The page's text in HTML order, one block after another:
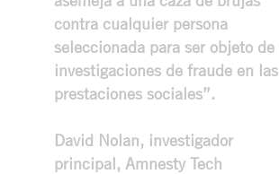
contra cualquier persona
seleccionada para ser objeto de
investigaciones de fraude en las
prestaciones sociales”.
David Nolan, investigador
principal, Amnesty Tech